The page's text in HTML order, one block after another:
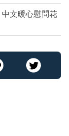
文暖心慰問花